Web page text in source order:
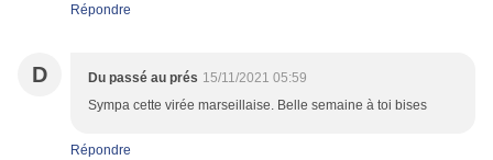
Répondre
D Du passé au prés 15/11/2021 05:59
Sympa cette virée marseillaise. Belle semaine à toi bises
Répondre